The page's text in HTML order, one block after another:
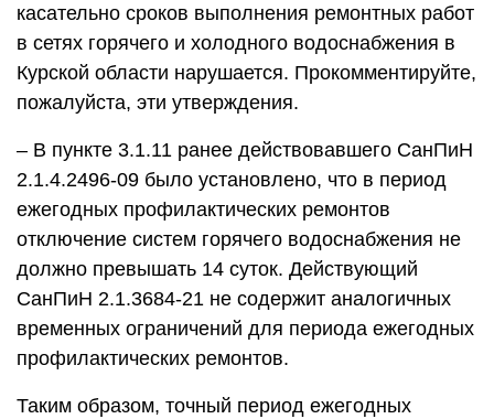
касательно сроков выполнения ремонтных работ
в сетях горячего и холодного водоснабжения в
Курской области нарушается. Прокомментируйте,
пожалуйста, эти утверждения.
– В пункте 3.1.11 ранее действовавшего СанПиН
2.1.4.2496-09 было установлено, что в период
ежегодных профилактических ремонтов
отключение систем горячего водоснабжения не
должно превышать 14 суток. Действующий
СанПиН 2.1.3684-21 не содержит аналогичных
временных ограничений для периода ежегодных
профилактических ремонтов.
Таким образом, точный период ежегодных